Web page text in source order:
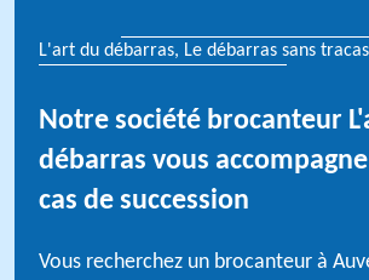
L'art du débarras, Le débarras sans tracas
Notre société brocanteur
débarras vous
cas de succession
Vous recherchez un brocanteur à